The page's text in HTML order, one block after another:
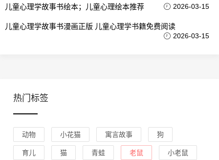
儿童心理学故事书绘本；儿童心理绘本推荐 2026-03-15
儿童心理学故事书漫画正版 儿童心理学书籍免费阅读
2026-03-15
热门标签
动物 小花猫 寓言故事 狗
育儿 猫 青蛙 老鼠 小老鼠